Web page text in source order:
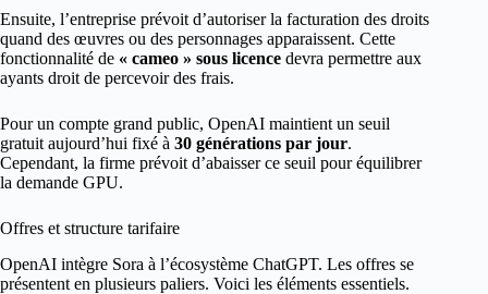
Ensuite, l’entreprise prévoit d’autoriser la facturation des droits
quand des œuvres ou des personnages apparaissent. Cette
fonctionnalité de « cameo » sous licence devra permettre aux
ayants droit de percevoir des frais.
Pour un compte grand public, OpenAI maintient un seuil
gratuit aujourd’hui fixé à 30 générations par jour.
Cependant, la firme prévoit d’abaisser ce seuil pour équilibrer
la demande GPU.
Offres et structure tarifaire
OpenAI intègre Sora à l’écosystème ChatGPT. Les offres se
présentent en plusieurs paliers. Voici les éléments essentiels.